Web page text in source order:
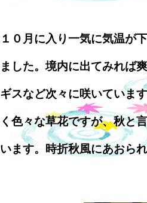
１０月に入り一気に気温が
ました。境内に出てみれば
ギスなど次々に咲いていま
く色々な草花ですが、秋と
います。時折秋風にあおら